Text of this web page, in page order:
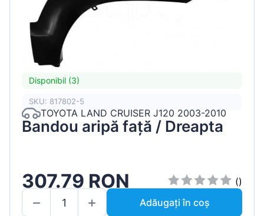
Disponibil (3)
SKU: 817802-5
TOYOTA LAND CRUISER J120 2003-2010
Bandou aripă față / Dreapta
307.79 RON
()
Adăugați în coș